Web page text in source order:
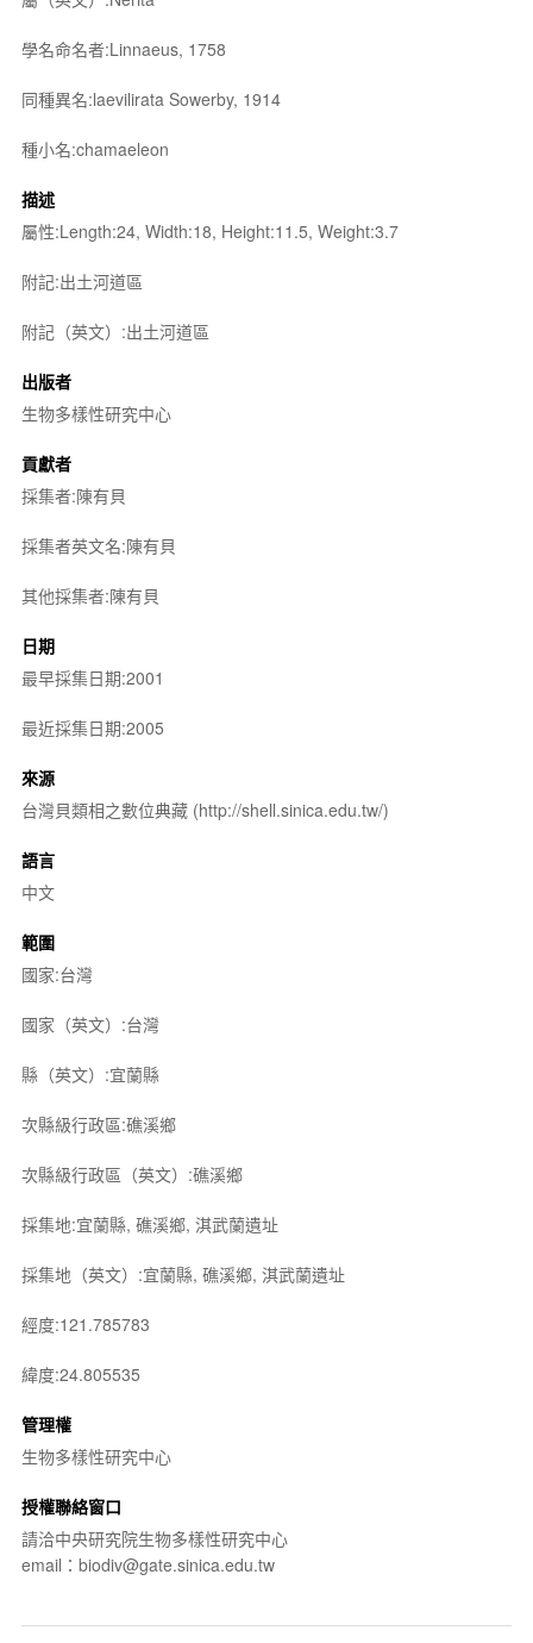
學名命名者:Linnaeus, 1758
同種異名:laevilirata Sowerby, 1914
種小名:chamaeleon
描述
屬性:Length:24, Width:18, Height:11.5, Weight:3.7
附記:出土河道區
附記（英文）:出土河道區
出版者
生物多樣性研究中心
貢獻者
採集者:陳有貝
採集者英文名:陳有貝
其他採集者:陳有貝
日期
最早採集日期:2001
最近採集日期:2005
來源
台灣貝類相之數位典藏 (http://shell.sinica.edu.tw/)
語言
中文
範圍
國家:台灣
國家（英文）:台灣
縣（英文）:宜蘭縣
次縣級行政區:礁溪鄉
次縣級行政區（英文）:礁溪鄉
採集地:宜蘭縣, 礁溪鄉, 淇武蘭遺址
採集地（英文）:宜蘭縣, 礁溪鄉, 淇武蘭遺址
經度:121.785783
緯度:24.805535
管理權
生物多樣性研究中心
授權聯絡窗口
請洽中央研究院生物多樣性研究中心
email：biodiv@gate.sinica.edu.tw